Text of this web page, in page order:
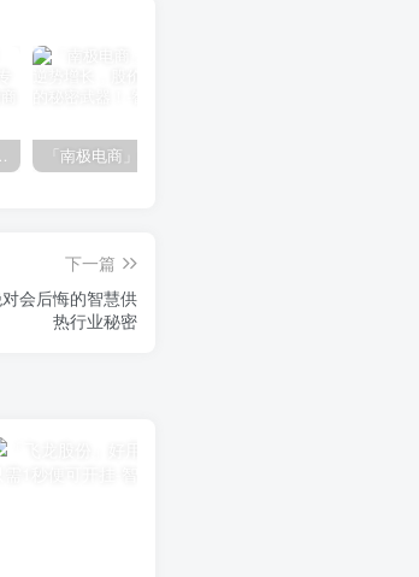
属官网设计与咨询
下一篇
会后悔的智慧供
热行业秘密